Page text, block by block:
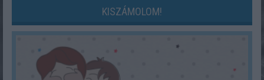
KISZÁMOLOM!